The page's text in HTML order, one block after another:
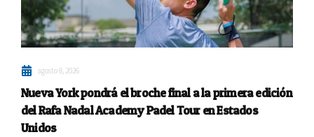
agosto 8, 2026
Nueva York pondrá el broche final a la primera edición
del Rafa Nadal Academy Padel Tour en Estados
Unidos